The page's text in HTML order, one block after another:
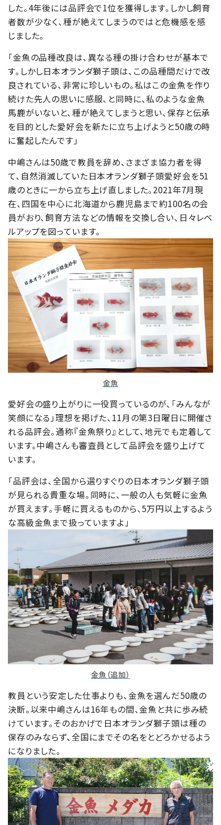
した。4年後には品評会で1位を獲得します。しかし飼育
者数が少なく、種が絶えてしまうのではと危機感を感
じました。
「金魚の品種改良は、異なる種の掛け合わせが基本で
す。しかし日本オランダ獅子頭は、この品種間だけで改
良されている、非常に珍しいもの。私はこの金魚を作り
続けた先人の思いに感服、と同時に、私のような金魚
馬鹿がいないと、種が絶えてしまうと思い、保存と伝承
を目的とした愛好会を新たに立ち上げようと50歳の時
に奮起したんです」
中嶋さんは50歳で教員を辞め、さまざま協力者を得
て、自然消滅していた日本オランダ獅子頭愛好会を51
歳のときに一から立ち上げ直しました。2021年7月現
在、四国を中心に北海道から鹿児島まで約100名の会
員がおり、飼育方法などの情報を交換し合い、日々レベ
ルアップを図っています。
金魚
愛好会の盛り上がりに一役買っているのが、「みんなが
笑顔になる」理想を掲げた、11月の第3日曜日に開催さ
れる品評会。通称『金魚祭り』として、地元でも定着して
います。中嶋さんも審査員として品評会を盛り上げて
います。
「品評会は、全国から選りすぐりの日本オランダ獅子頭
が見られる貴重な場。同時に、一般の人も気軽に金魚
が買えます。手軽に買えるものから、5万円以上するよう
な高級金魚まで扱っていますよ」
金魚（追加）
教員という安定した仕事よりも、金魚を選んだ50歳の
決断。以来中嶋さんは16年もの間、金魚と共に歩み続
けています。そのおかげで日本オランダ獅子頭は種の
保存のみならず、全国にまでその名をとどろかせるよう
になりました。